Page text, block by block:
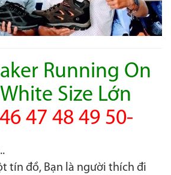
Running On
Size Lớn
47 48 49 50-
tín đồ, Bạn là người thích đi